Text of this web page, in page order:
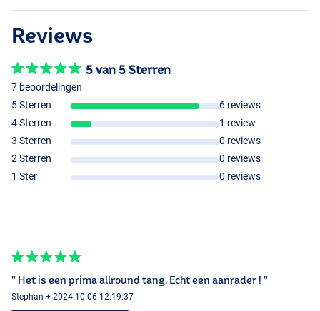
Reviews
5 van 5 Sterren
7 beoordelingen
5 Sterren
6 reviews
4 Sterren
1 review
3 Sterren
0 reviews
2 Sterren
0 reviews
1 Ster
0 reviews
" Het is een prima allround tang. Echt een aanrader ! "
Stephan + 2024-10-06 12:19:37